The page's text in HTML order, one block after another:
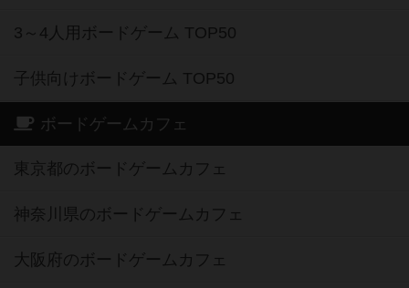
3～4人用ボードゲーム TOP50
子供向けボードゲーム TOP50
ボードゲームカフェ
東京都のボードゲームカフェ
神奈川県のボードゲームカフェ
大阪府のボードゲームカフェ